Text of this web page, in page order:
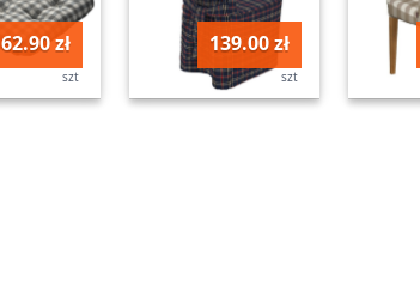
62.90 zł
szt
139.00 zł
szt